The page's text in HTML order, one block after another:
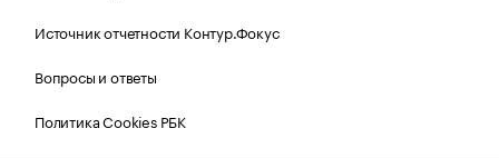
Источник отчетности Контур.Фокус
Вопросы и ответы
Политика Cookies РБК